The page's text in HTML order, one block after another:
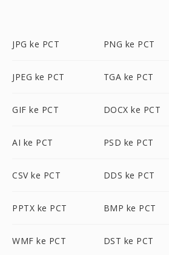
JPG ke PCT PNG ke PCT
JPEG ke PCT TGA ke PCT
GIF ke PCT DOCX ke PCT
AI ke PCT PSD ke PCT
CSV ke PCT DDS ke PCT
PPTX ke PCT BMP ke PCT
WMF ke PCT DST ke PCT